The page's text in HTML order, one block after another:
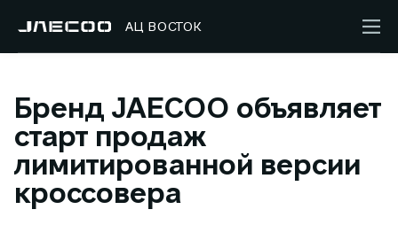
АЦ ВОСТОК
Бренд JAECOO объявляет
старт продаж
лимитированной версии
кроссовера